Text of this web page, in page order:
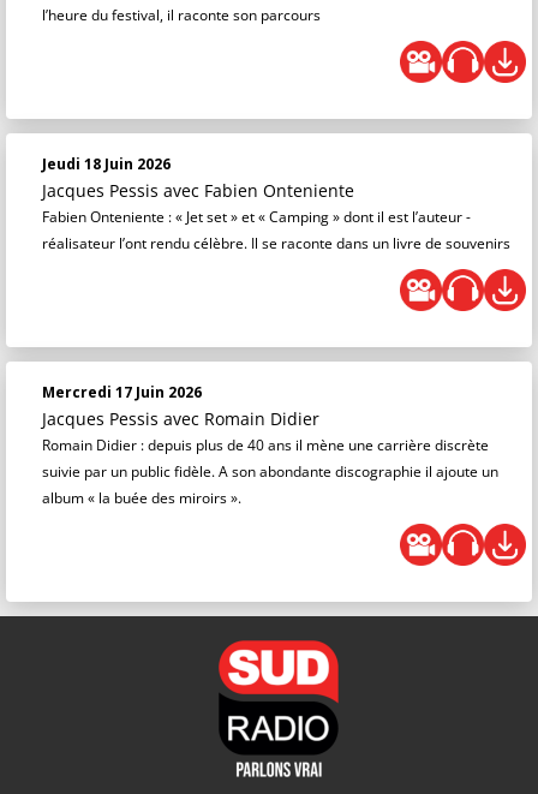
l’heure du festival, il raconte son parcours
Jeudi 18 Juin 2026
Jacques Pessis avec Fabien Onteniente
Fabien Onteniente : « Jet set » et « Camping » dont il est l’auteur -
réalisateur l’ont rendu célèbre. Il se raconte dans un livre de souvenirs
Mercredi 17 Juin 2026
Jacques Pessis avec Romain Didier
Romain Didier : depuis plus de 40 ans il mène une carrière discrète
suivie par un public fidèle. A son abondante discographie il ajoute un
album « la buée des miroirs ».